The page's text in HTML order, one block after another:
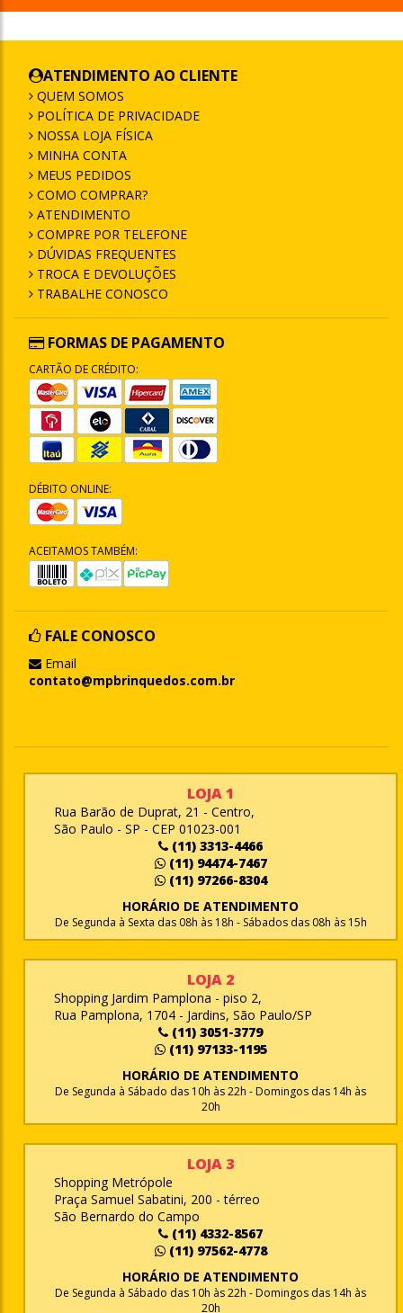
ATENDIMENTO AO CLIENTE
QUEM SOMOS
POLÍTICA DE PRIVACIDADE
NOSSA LOJA FÍSICA
MINHA CONTA
MEUS PEDIDOS
COMO COMPRAR?
ATENDIMENTO
COMPRE POR TELEFONE
DÚVIDAS FREQUENTES
TROCA E DEVOLUÇÕES
TRABALHE CONOSCO
FORMAS DE PAGAMENTO
CARTÃO DE CRÉDITO:
DÉBITO ONLINE:
ACEITAMOS TAMBÉM:
FALE CONOSCO
Email
contato@mpbrinquedos.com.br
LOJA 1
Rua Barão de Duprat, 21 - Centro,
São Paulo - SP - CEP 01023-001
(11) 3313-4466
(11) 94474-7467
(11) 97266-8304
HORÁRIO DE ATENDIMENTO
De Segunda à Sexta das 08h às 18h - Sábados das 08h às 15h
LOJA 2
Shopping Jardim Pamplona - piso 2,
Rua Pamplona, 1704 - Jardins, São Paulo/SP
(11) 3051-3779
(11) 97133-1195
HORÁRIO DE ATENDIMENTO
De Segunda à Sábado das 10h às 22h - Domingos das 14h às
20h
LOJA 3
Shopping Metrópole
Praça Samuel Sabatini, 200 - térreo
São Bernardo do Campo
(11) 4332-8567
(11) 97562-4778
HORÁRIO DE ATENDIMENTO
De Segunda à Sábado das 10h às 22h - Domingos das 14h às
20h